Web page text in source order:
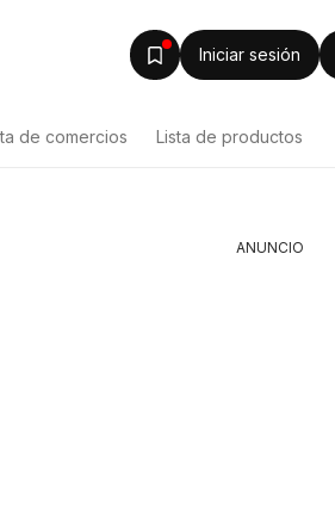
Iniciar sesión
de comercios Lista de productos
ANUNCIO